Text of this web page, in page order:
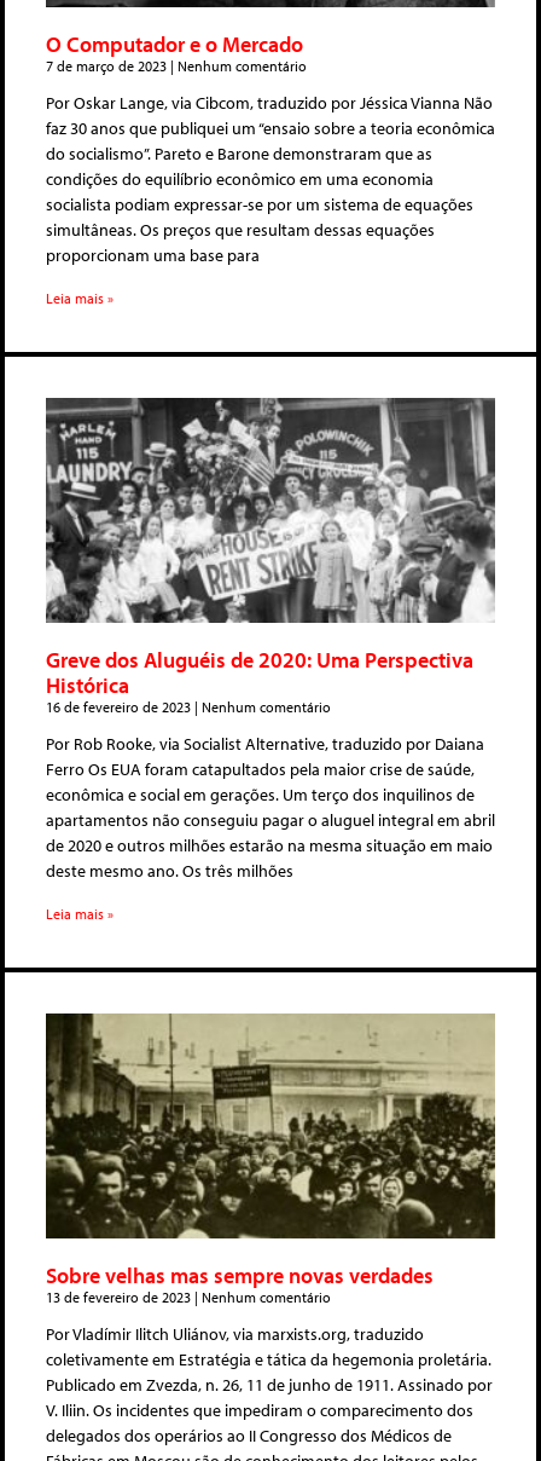
O Computador e o Mercado
7 de março de 2023 Nenhum comentário
Por Oskar Lange, via Cibcom, traduzido por Jéssica Vianna Não
faz 30 anos que publiquei um “ensaio sobre a teoria econômica
do socialismo”. Pareto e Barone demonstraram que as
condições do equilíbrio econômico em uma economia
socialista podiam expressar-se por um sistema de equações
simultâneas. Os preços que resultam dessas equações
proporcionam uma base para
Leia mais »
Greve dos Aluguéis de 2020: Uma Perspectiva
Histórica
16 de fevereiro de 2023 Nenhum comentário
Por Rob Rooke, via Socialist Alternative, traduzido por Daiana
Ferro Os EUA foram catapultados pela maior crise de saúde,
econômica e social em gerações. Um terço dos inquilinos de
apartamentos não conseguiu pagar o aluguel integral em abril
de 2020 e outros milhões estarão na mesma situação em maio
deste mesmo ano. Os três milhões
Leia mais »
Sobre velhas mas sempre novas verdades
13 de fevereiro de 2023 Nenhum comentário
Por Vladímir Ilitch Uliánov, via marxists.org, traduzido
coletivamente em Estratégia e tática da hegemonia proletária.
Publicado em Zvezda, n. 26, 11 de junho de 1911. Assinado por
V. Iliin. Os incidentes que impediram o comparecimento dos
delegados dos operários ao II Congresso dos Médicos de